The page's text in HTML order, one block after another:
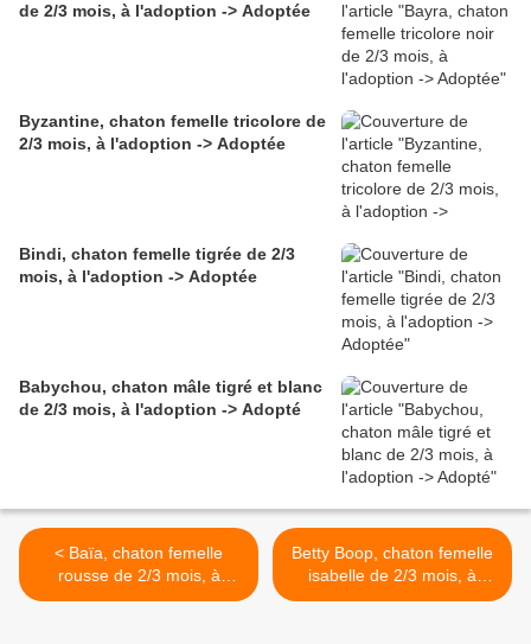
de 2/3 mois, à l'adoption -> Adoptée
Byzantine, chaton femelle tricolore de
2/3 mois, à l'adoption -> Adoptée
Bindi, chaton femelle tigrée de 2/3
mois, à l'adoption -> Adoptée
Babychou, chaton mâle tigré et blanc
de 2/3 mois, à l'adoption -> Adopté
< Baïa, chaton femelle
rousse de 2/3 mois, à
l'adoption -> adoptée
Betty Boop, chaton femelle
isabelle de 2/3 mois, à
l'adoption -> adoptée >